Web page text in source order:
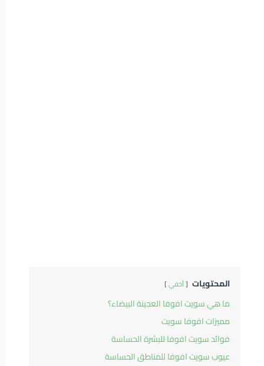
المحتويات أخفي
ما هي سويت افوفا العجينة البيضاء؟
مميزات افوفا سويت
فوائد سويت افوفا للبشرة الحساسة
عيوب سويت افوفا للمناطق الحساسة